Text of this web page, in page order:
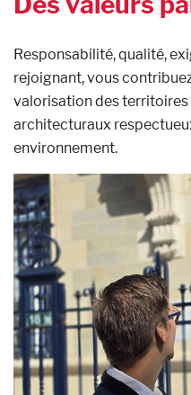
Responsabilité, qualité,
rejoignant, vous
valorisation des
architecturaux
environnement.